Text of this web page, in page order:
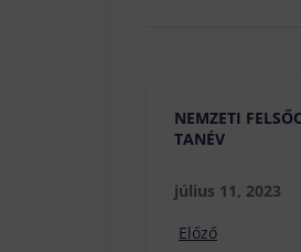
NEMZETI
TANÉV
július 11, 2023
Előző